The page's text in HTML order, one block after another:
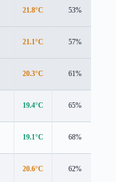
21.8°C 53%
21.1°C 57%
20.3°C 61%
19.4°C 65%
19.1°C 68%
20.6°C 62%